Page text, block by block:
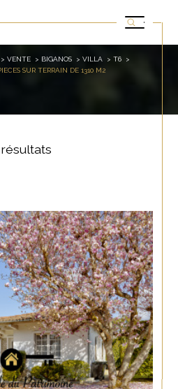
VENTE BIGANOS VILLA
T6
SUR TERRAIN DE 1310 M2